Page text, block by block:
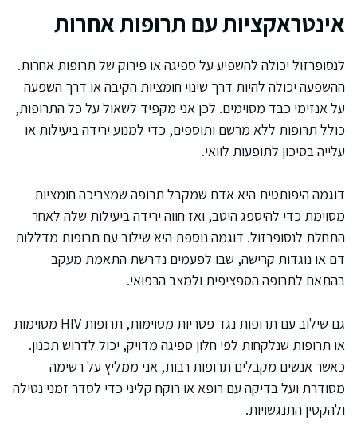
אינטראקציות עם תרופות אחרות
לנסופרזול יכולה להשפיע על ספיגה או פירוק של תרופות אחרות.
ההשפעה יכולה להיות דרך שינוי חומציות הקיבה או דרך השפעה
על אנזימי כבד מסוימים. לכן אני מקפיד לשאול על כל התרופות,
כולל תרופות ללא מרשם ותוספים, כדי למנוע ירידה ביעילות או
עלייה בסיכון לתופעות לוואי.
דוגמה היפותטית היא אדם שמקבל תרופה שמצריכה חומציות
מסוימת כדי להיספג היטב, ואז חווה ירידה ביעילות שלה לאחר
התחלת לנסופרזול. דוגמה נוספת היא שילוב עם תרופות מדללות
דם או נוגדות קרישה, שבו לפעמים נדרשת התאמת מעקב
בהתאם לתרופה הספציפית ולמצב הרפואי.
גם שילוב עם תרופות נגד פטריות מסוימות, תרופות HIV מסוימות
או תרופות שנלקחות לפי חלון ספיגה מדויק, יכול לדרוש תכנון.
כאשר אנשים מקבלים תרופות רבות, אני ממליץ על רשימה
מסודרת ועל בדיקה עם רופא או רוקח קליני כדי לסדר זמני נטילה
ולהקטין התנגשויות.